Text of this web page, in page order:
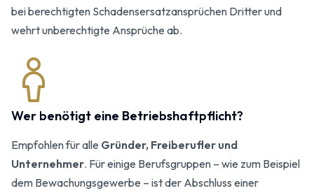
bei berechtigten Schadensersatzansprüchen Dritter und
wehrt unberechtigte Ansprüche ab.
Wer benötigt eine Betriebshaftpflicht?
Empfohlen für alle Gründer, Freiberufler und
Unternehmer. Für einige Berufsgruppen – wie zum Beispiel
dem Bewachungsgewerbe – ist der Abschluss einer